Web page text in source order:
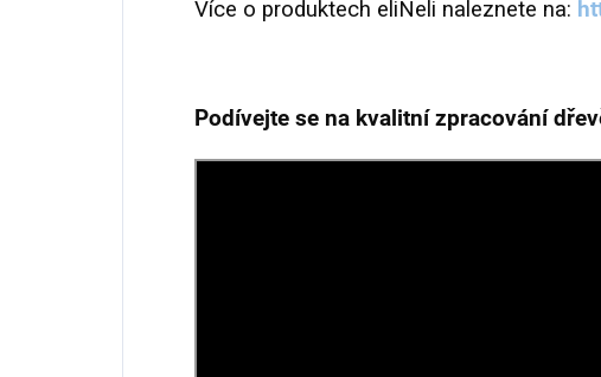
Více o produktech eliNeli naleznete na:
Podívejte se na kvalitní zpracování